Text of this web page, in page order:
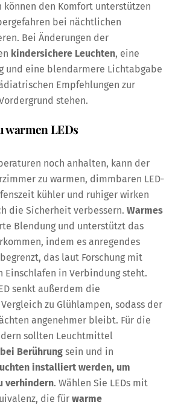
den Komfort unterstützen
bei nächtlichen
Bei Änderungen der
kindersichere Leuchten, eine
und eine blendarmere Lichtabgabe
Empfehlungen zur
stehen.
warmen LEDs
noch anhalten, kann der
zu warmen, dimmbaren LED-
kühler und ruhiger wirken
die Sicherheit verbessern.Warmes
Blendung und unterstützt das
indem es anregendes
begrenzt, das laut Forschung mit
Einschlafen in Verbindung steht.
senkt außerdem die
zu Glühlampen, sodass der
angenehmer bleibt. Für die
sollten Leuchtmittel
Berührung sein und in
installiert werden, um
verhindern. Wählen Sie LEDs mit
die fürwarme